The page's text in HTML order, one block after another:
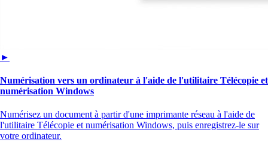
►
Numérisation vers un ordinateur à l'aide de l'utilitaire Télécopie et
numérisation Windows
Numérisez un document à partir d'une imprimante réseau à l'aide de
l'utilitaire Télécopie et numérisation Windows, puis enregistrez-le sur
votre ordinateur.